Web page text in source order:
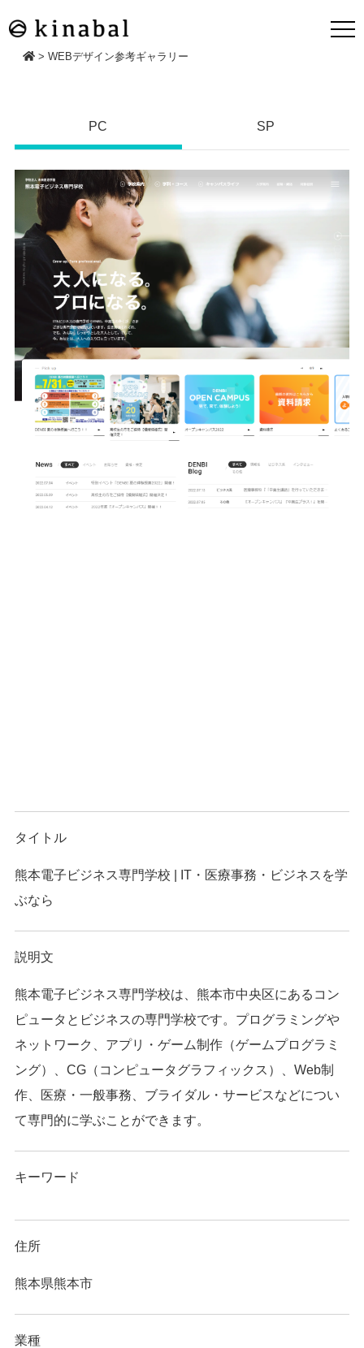
> WEBデザイン参考ギャラリー
PC SP
タイトル
熊本電子ビジネス専門学校 | IT・医療事務・ビジネスを学
ぶなら
説明文
熊本電子ビジネス専門学校は、熊本市中央区にあるコン
ピュータとビジネスの専門学校です。プログラミングや
ネットワーク、アプリ・ゲーム制作（ゲームプログラミ
ング）、CG（コンピュータグラフィックス）、Web制
作、医療・一般事務、ブライダル・サービスなどについ
て専門的に学ぶことができます。
キーワード
住所
熊本県熊本市
業種